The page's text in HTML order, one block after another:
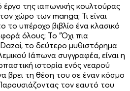
έργο της ιαπωνικής κουλτούρας
χώρο των manga; Τι είναι
υπέροχο βιβλίο ένα κλασικό
όλους; Το "Όχι πια
το δεύτερο μυθιστόρημα
Ιάπωνα συγγραφέα, είναι η
ιστορία ενός νεαρού
βρει τη θέση του σε έναν κόσμο
τον εαυτό του